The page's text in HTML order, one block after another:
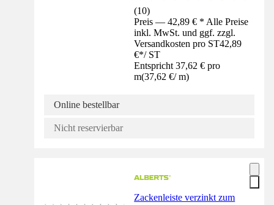
(10)
Preis — 42,89 € * Alle Preise
inkl. MwSt. und ggf. zzgl.
Versandkosten pro ST42,89
€*/ ST
Entspricht 37,62 € pro
m(37,62 €/ m)
Online bestellbar
Nicht reservierbar
Zackenleiste verzinkt zum